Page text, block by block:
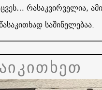
რასაკვირველია,
საშინელებაა.